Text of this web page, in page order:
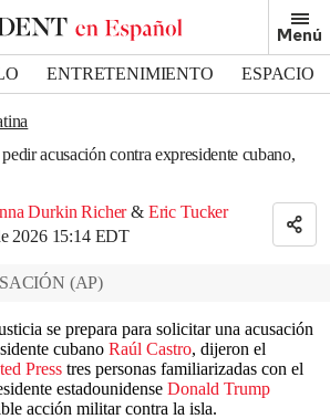
Menú
ENTRETENIMIENTO
ESPACIO
acusación contra expresidente cubano,
Durkin Richer & Eric Tucker
2026 15:14 EDT
(AP)
se prepara para solicitar una acusación
cubano Raúl Castro, dijeron el
Press tres personas familiarizadas con el
estadounidense Donald Trump
acción militar contra la isla.